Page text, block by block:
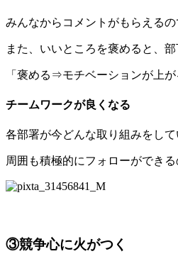
みんなからコメントがもらえるの
また、いいところを褒めると、
「褒める⇒モチベーションが上
チームワークが良くなる
各部署が今どんな取り組みをし
周囲も積極的にフォローができ
③競争心に火がつく